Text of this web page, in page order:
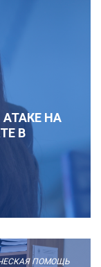
НА
В
ПОМОЩЬ